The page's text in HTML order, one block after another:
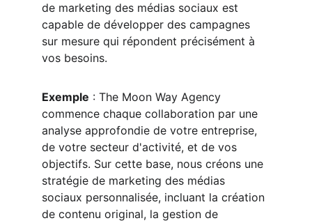
de marketing des médias sociaux est
capable de développer des campagnes
sur mesure qui répondent précisément à
vos besoins.
Exemple : The Moon Way Agency
commence chaque collaboration par une
analyse approfondie de votre entreprise,
de votre secteur d'activité, et de vos
objectifs. Sur cette base, nous créons une
stratégie de marketing des médias
sociaux personnalisée, incluant la création
de contenu original, la gestion de